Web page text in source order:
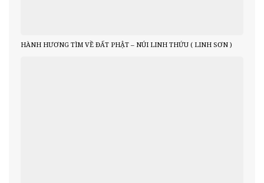
HÀNH HƯƠNG TÌM VỀ ĐẤT PHẬT – NÚI LINH THỨU ( LINH SƠN )